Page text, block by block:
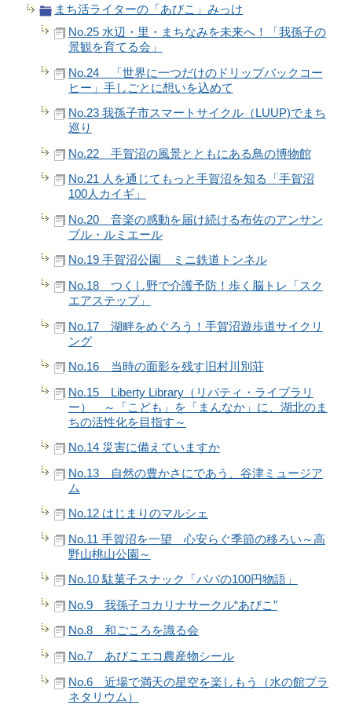
まち活ライターの「あびこ」みっけ
No.25 水辺・里・まちなみを未来へ！「我孫子の
景観を育てる会」
No.24 「世界に一つだけのドリップバックコー
ヒー」手しごとに想いを込めて
No.23 我孫子市スマートサイクル（LUUP)でまち
巡り
No.22 手賀沼の風景とともにある鳥の博物館
No.21 人を通じてもっと手賀沼を知る「手賀沼
100人カイギ」
No.20 音楽の感動を届け続ける布佐のアンサン
ブル・ルミエール
No.19 手賀沼公園 ミニ鉄道トンネル
No.18 つくし野で介護予防！歩く脳トレ「スク
エアステップ」
No.17 湖畔をめぐろう！手賀沼遊歩道サイクリ
ング
No.16 当時の面影を残す旧村川別荘
No.15 Liberty Library（リバティ・ライブラリ
ー） ～「こども」を「まんなか」に、湖北のま
ちの活性化を目指す～
No.14 災害に備えていますか
No.13 自然の豊かさにであう、谷津ミュージア
ム
No.12 はじまりのマルシェ
No.11 手賀沼を一望 心安らぐ季節の移ろい～高
野山桃山公園～
No.10 駄菓子スナック「パパの100円物語」
No.9 我孫子コカリナサークル“あびこ”
No.8 和ごころを識る会
No.7 あびこエコ農産物シール
No.6 近場で満天の星空を楽しもう（水の館プラ
ネタリウム）